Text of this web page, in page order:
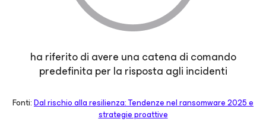
ha riferito di avere una catena di comando
predefinita per la risposta agli incidenti
Fonti:Dal rischio alla resilienza: Tendenze nel ransomware 2025 e
strategie proattive